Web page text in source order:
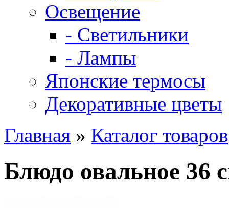
Освещение
- Светильники
- Лампы
Японские термосы
Декоративные цветы
Главная » Каталог товаров
Блюдо овальное 36